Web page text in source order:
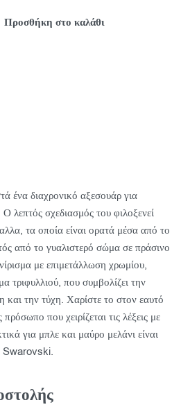
Προσθήκη στο καλάθι
ένα διαχρονικό αξεσουάρ για
λεπτός σχεδιασμός του φιλοξενεί
τα οποία είναι ορατά μέσα από το
από το γυαλιστερό σώμα σε πράσινο
με επιμετάλλωση χρωμίου,
τριφυλλιού, που συμβολίζει την
και την τύχη. Χαρίστε το στον εαυτό
που χειρίζεται τις λέξεις με
για μπλε και μαύρο μελάνι είναι
Swarovski.